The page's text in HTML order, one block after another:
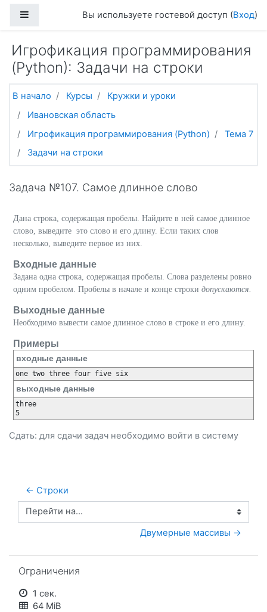
Боковая панельВы используете гостевой доступ (Вход)
Игрофикация программирования
(Python): Задачи на строки
В начало Курсы
Кружки и уроки
Ивановская область
Игрофикация программирования (Python)
Тема 7
Задачи на строки
Задача №107. Самое длинное слово
Дана строка, содержащая пробелы. Найдите в ней самое длинное
слово, выведите это слово и его длину. Если таких слов
несколько, выведите первое из них.
Входные данные
Задана одна строка, содержащая пробелы. Слова разделены ровно
одним пробелом. Пробелы в начале и конце строки допускаются.
Выходные данные
Необходимо вывести самое длинное слово в строке и его длину.
Примеры
входные данные
one two three four five six
выходные данные
three
5
Сдать: для сдачи задач необходимо войти в систему
← Строки
Перейти на...
Двумерные массивы →
Ограничения
1 сек.
64 MiB